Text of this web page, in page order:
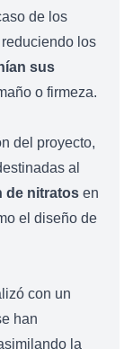
de los
los
sus
o firmeza.
del proyecto,
al
de nitratos en
el diseño de
con un
han
la